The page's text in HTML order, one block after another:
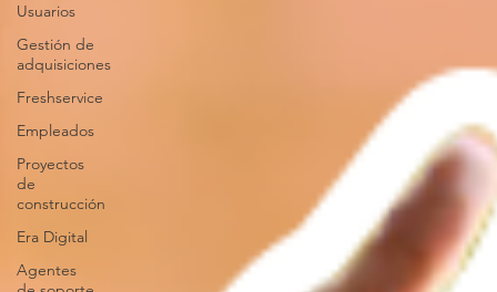
Usuarios
Gestión de
adquisiciones
Freshservice
Empleados
Proyectos
de
construcción
Era Digital
Agentes